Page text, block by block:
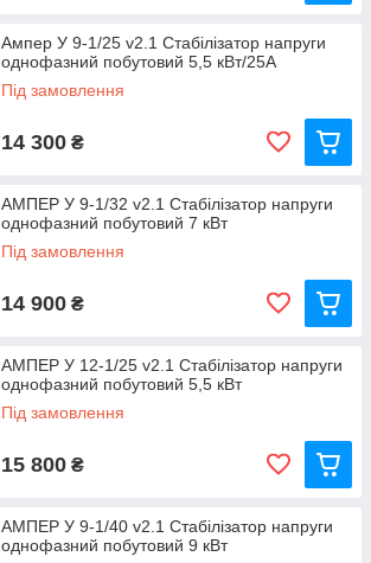
Ампер У 9-1/25 v2.1 Стабілізатор напруги
однофазний побутовий 5,5 кВт/25А
Під замовлення
14 300 ₴
АМПЕР У 9-1/32 v2.1 Стабілізатор напруги
однофазний побутовий 7 кВт
Під замовлення
14 900 ₴
АМПЕР У 12-1/25 v2.1 Стабілізатор напруги
однофазний побутовий 5,5 кВт
Під замовлення
15 800 ₴
АМПЕР У 9-1/40 v2.1 Стабілізатор напруги
однофазний побутовий 9 кВт